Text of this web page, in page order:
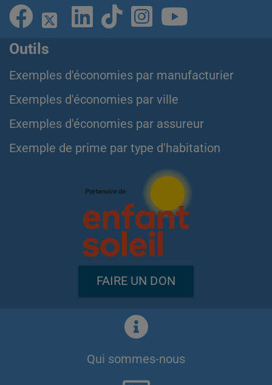
Outils
Exemples d'économies par manufacturier
Exemples d'économies par ville
Exemples d'économies par assureur
Exemple de prime par type d'habitation
FAIRE UN DON
Qui sommes-nous